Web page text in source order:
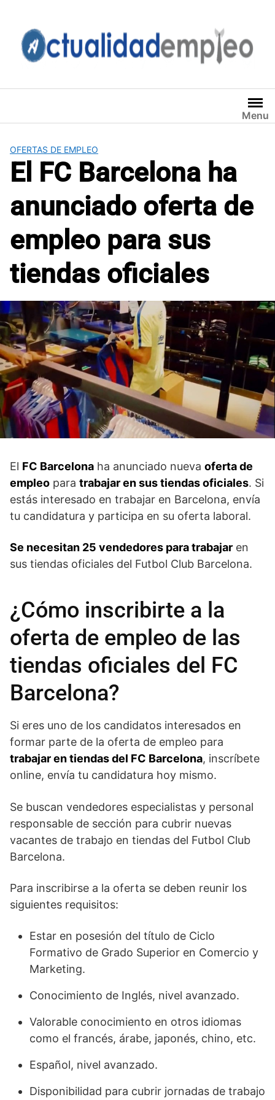
contenido
Menu
OFERTAS DE EMPLEO
El FC Barcelona ha
anunciado oferta de
empleo para sus
tiendas oficiales
El FC Barcelona ha anunciado nueva oferta de
empleo para trabajar en sus tiendas oficiales. Si
estás interesado en trabajar en Barcelona, envía
tu candidatura y participa en su oferta laboral.
Se necesitan 25 vendedores para trabajar en
sus tiendas oficiales del Futbol Club Barcelona.
¿Cómo inscribirte a la
oferta de empleo de las
tiendas oficiales del FC
Barcelona?
Si eres uno de los candidatos interesados en
formar parte de la oferta de empleo para
trabajar en tiendas del FC Barcelona, inscríbete
online, envía tu candidatura hoy mismo.
Se buscan vendedores especialistas y personal
responsable de sección para cubrir nuevas
vacantes de trabajo en tiendas del Futbol Club
Barcelona.
Para inscribirse a la oferta se deben reunir los
siguientes requisitos:
Estar en posesión del título de Ciclo
Formativo de Grado Superior en Comercio y
Marketing.
Conocimiento de Inglés, nivel avanzado.
Valorable conocimiento en otros idiomas
como el francés, árabe, japonés, chino, etc.
Español, nivel avanzado.
Disponibilidad para cubrir jornadas de trabajo